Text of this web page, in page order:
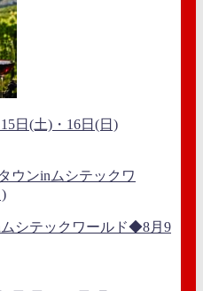
日(土)・16日(日)
シテックワールド◆8月9